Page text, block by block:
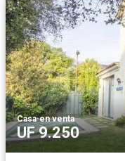
Casa·en venta
UF 9.250